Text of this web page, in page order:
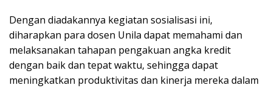
Dengan diadakannya kegiatan sosialisasi ini,
diharapkan para dosen Unila dapat memahami dan
melaksanakan tahapan pengakuan angka kredit
dengan baik dan tepat waktu, sehingga dapat
meningkatkan produktivitas dan kinerja mereka dalam